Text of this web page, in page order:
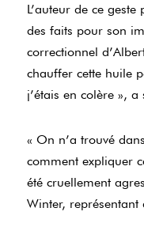
L’auteur de ce
des faits pour son
correctionnel
chauffer cette huile
j’étais en colère »,
« On n’a trouvé
comment expliquer
été cruellement
Winter,